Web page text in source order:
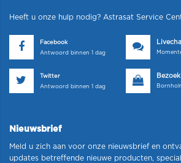
Heeft u onze hulp nodig? Astrasat Service
Facebook
Antwoord binnen 1 dag
Twitter
Antwoord binnen 1 dag
Nieuwsbrief
Meld u zich aan voor onze nieuwsbrief en
updates betreffende nieuwe producten,